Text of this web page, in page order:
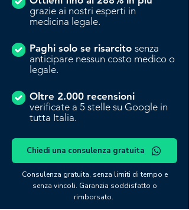
grazie ai nostri esperti in
medicina legale.
Paghi solo se risarcito senza
anticipare nessun costo medico o
legale.
Oltre 2.000 recensioni
verificate a 5 stelle su Google in
tutta Italia.
Chiedi una consulenza gratuita
Consulenza gratuita, senza limiti di tempo e
senza vincoli. Garanzia soddisfatto o
rimborsato.